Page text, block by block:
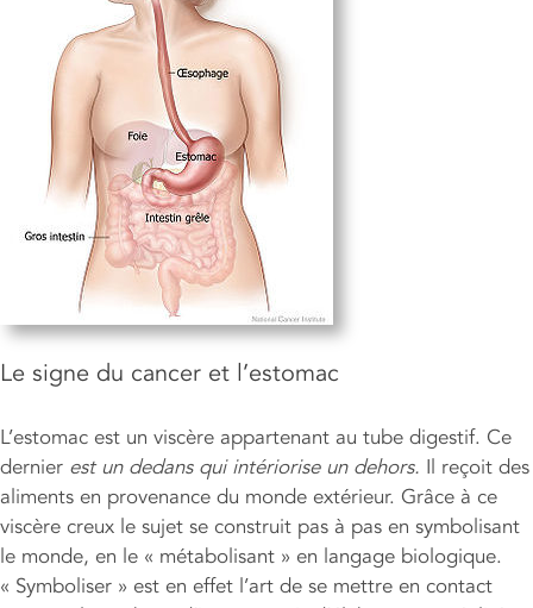
Le signe du cancer et l’estomac
L’estomac est un viscère appartenant au tube digestif. Ce
dernier est un dedans qui intériorise un dehors. Il reçoit des
aliments en provenance du monde extérieur. Grâce à ce
viscère creux le sujet se construit pas à pas en symbolisant
le monde, en le « métabolisant » en langage biologique.
« Symboliser » est en effet l’art de se mettre en contact